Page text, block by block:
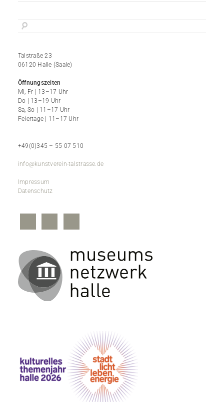
Talstraße 23
06120 Halle (Saale)
Öffnungszeiten
Mi, Fr | 13–17 Uhr
Do | 13–19 Uhr
Sa, So | 11–17 Uhr
Feiertage | 11–17 Uhr
+49(0)345 – 55 07 510
info@kunstverein-talstrasse.de
Impressum
Datenschutz